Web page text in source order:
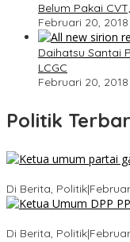
Belum Pakai
Februari 20, 2018
Daihatsu Santai
LCGC
Februari 20, 2018
Politik
Di Berita, Politik|
Di Berita, Politik|